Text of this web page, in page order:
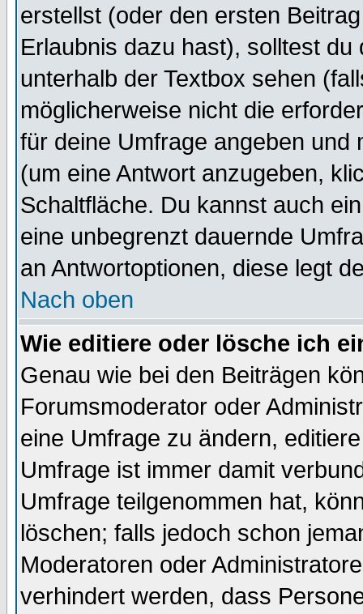
erstellst (oder den ersten
Erlaubnis dazu hast), solltest
unterhalb der Textbox sehen
möglicherweise nicht die
für deine Umfrage angeben und
(um eine Antwort anzugeben,
Schaltfläche. Du kannst auch
eine unbegrenzt dauernde
an Antwortoptionen, diese legt
Nach oben
Wie editiere oder lösche ich
Genau wie bei den Beiträgen
Forumsmoderator oder
eine Umfrage zu ändern,
Umfrage ist immer damit
Umfrage teilgenommen hat,
löschen; falls jedoch schon
Moderatoren oder
verhindert werden, dass